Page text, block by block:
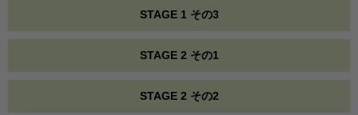
STAGE 1 その3
STAGE 2 その1
STAGE 2 その2